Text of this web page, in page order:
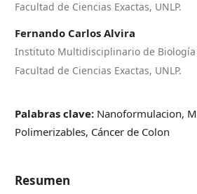
Facultad de Ciencias Exactas, UNLP.
Fernando Carlos Alvira
Instituto Multidisciplinario de Biología
Facultad de Ciencias Exactas, UNLP.
Palabras clave: Nanoformulacion,
Polimerizables, Cáncer de Colon
Resumen